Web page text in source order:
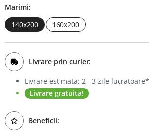
Marimi:
140x200
160x200
Livrare prin curier:
Livrare estimata: 2 - 3 zile lucratoare*
Livrare gratuita!
Beneficii: